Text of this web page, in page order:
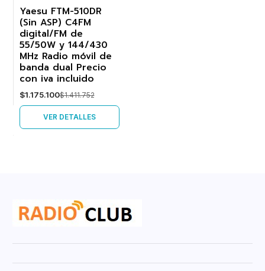
-17%
Agotado
Yaesu FTM-510DR
(Sin ASP) C4FM
digital/FM de
55/50W y 144/430
MHz Radio móvil de
banda dual Precio
con iva incluido
$1.175.100$1.411.752
VER DETALLES